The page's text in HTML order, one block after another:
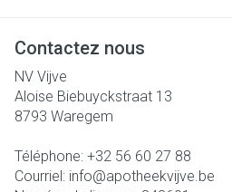
Contactez nous
NV Vijve
Aloise Biebuyckstraat 13
8793 Waregem
Téléphone: +32 56 60 27 88
Courriel: info@apotheekvijve.be